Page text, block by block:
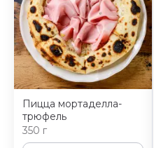
Пицца мортаделла-
трюфель
350 г